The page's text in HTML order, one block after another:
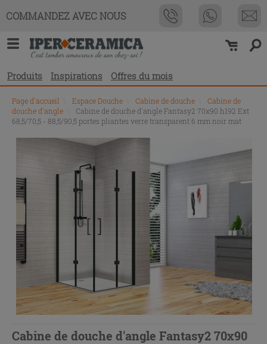
COMMANDEZ AVEC NOUS
Produits Inspirations Offres du mois
Page d'accueil Espace Douche Cabine de douche
Cabine de
douche d'angle
Cabine de douche d'angle Fantasy2 70x90 h192 Ext
68,5/70,5 - 88,5/90,5 portes pliantes verre transparent 6 mm noir mat
Cabine de douche d'angle Fantasy2 70x90